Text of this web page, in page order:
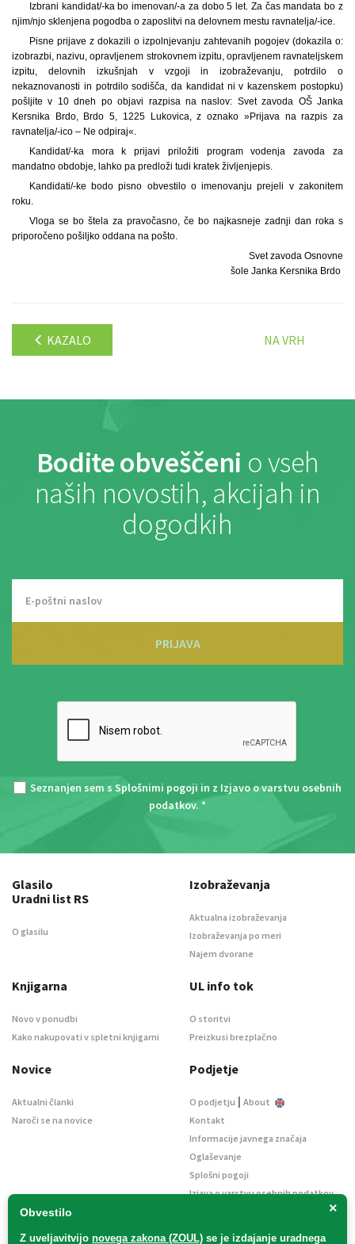
Izbrani kandidat/-ka bo imenovan/-a za dobo 5 let. Za čas mandata bo z
njim/njo sklenjena pogodba o zaposlitvi na delovnem mestu ravnatelja/-ice.
Pisne prijave z dokazili o izpolnjevanju zahtevanih pogojev (dokazila o:
izobrazbi, nazivu, opravljenem strokovnem izpitu, opravljenem ravnateljskem
izpitu, delovnih izkušnjah v vzgoji in izobraževanju, potrdilo o
nekaznovanosti in potrdilo sodišča, da kandidat ni v kazenskem postopku)
pošljite v 10 dneh po objavi razpisa na naslov: Svet zavoda OŠ Janka
Kersnika Brdo, Brdo 5, 1225 Lukovica, z oznako »Prijava na razpis za
ravnatelja/-ico – Ne odpiraj«.
Kandidat/-ka mora k prijavi priložiti program vodenja zavoda za
mandatno obdobje, lahko pa predloži tudi kratek življenjepis.
Kandidati/-ke bodo pisno obvestilo o imenovanju prejeli v zakonitem
roku.
Vloga se bo štela za pravočasno, če bo najkasneje zadnji dan roka s
priporočeno pošiljko oddana na pošto.
Svet zavoda Osnovne
šole Janka Kersnika Brdo
KAZALO NA VRH
Bodite obveščeni o vseh
naših novostih, akcijah in
dogodkih
PRIJAVA
Seznanjen sem s Splošnimi pogoji in z Izjavo o varstvu osebnih
podatkov. *
×
Obvestilo
Z uveljavitvijo novega zakona (ZOUL) se je izdajanje uradnega
Glasilo
Uradni list RS
O glasilu
Izobraževanja
Aktualna izobraževanja
Izobraževanja po meri
Najem dvorane
Knjigarna
Novo v ponudbi
Kako nakupovati v spletni knjigarni
UL info tok
O storitvi
Preizkusi brezplačno
Novice
Aktualni članki
Naroči se na novice
Podjetje
O podjetju | About
Kontakt
Informacije javnega značaja
Oglaševanje
Splošni pogoji
Izjava o varstvu osebnih podatkov